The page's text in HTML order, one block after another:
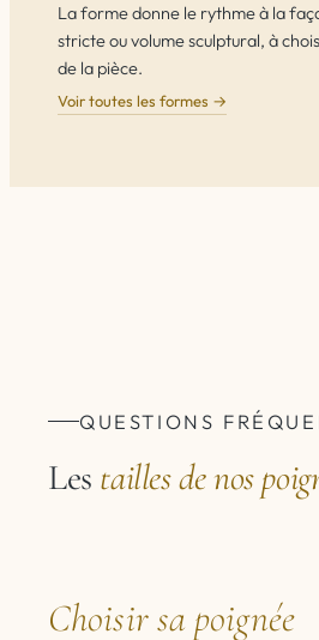
La forme donne le rythme à la
stricte ou volume sculptural, à
de la pièce.
Voir toutes les formes →
QUESTIONS
Les tailles de nos
Choisir sa poignée